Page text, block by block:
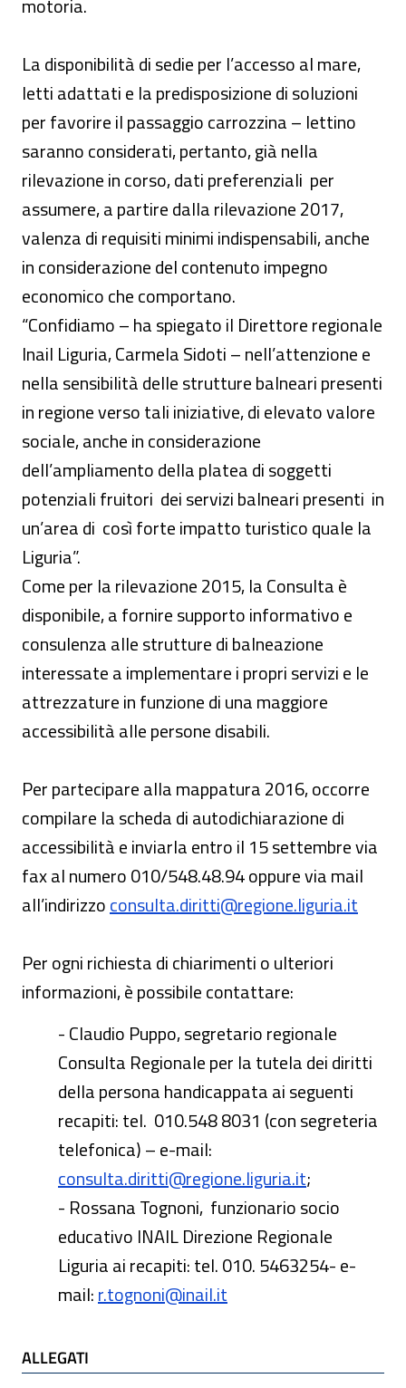
motoria.
La disponibilità di sedie per l’accesso al mare,
letti adattati e la predisposizione di soluzioni
per favorire il passaggio carrozzina – lettino
saranno considerati, pertanto, già nella
rilevazione in corso, dati preferenziali per
assumere, a partire dalla rilevazione 2017,
valenza di requisiti minimi indispensabili, anche
in considerazione del contenuto impegno
economico che comportano.
“Confidiamo – ha spiegato il Direttore regionale
Inail Liguria, Carmela Sidoti – nell’attenzione e
nella sensibilità delle strutture balneari presenti
in regione verso tali iniziative, di elevato valore
sociale, anche in considerazione
dell’ampliamento della platea di soggetti
potenziali fruitori dei servizi balneari presenti in
un’area di così forte impatto turistico quale la
Liguria”.
Come per la rilevazione 2015, la Consulta è
disponibile, a fornire supporto informativo e
consulenza alle strutture di balneazione
interessate a implementare i propri servizi e le
attrezzature in funzione di una maggiore
accessibilità alle persone disabili.
Per partecipare alla mappatura 2016, occorre
compilare la scheda di autodichiarazione di
accessibilità e inviarla entro il 15 settembre via
fax al numero 010/548.48.94 oppure via mail
all’indirizzoconsulta.diritti@regione.liguria.it
Per ogni richiesta di chiarimenti o ulteriori
informazioni, è possibile contattare:
- Claudio Puppo, segretario regionale
Consulta Regionale per la tutela dei diritti
della persona handicappata ai seguenti
recapiti: tel. 010.548 8031 (con segreteria
telefonica) – e-mail:
consulta.diritti@regione.liguria.it;
- Rossana Tognoni, funzionario socio
educativo INAIL Direzione Regionale
Liguria ai recapiti: tel. 010. 5463254- e-
mail:r.tognoni@inail.it
ALLEGATI e TI POTREBBE INTERESSARE
ALLEGATI